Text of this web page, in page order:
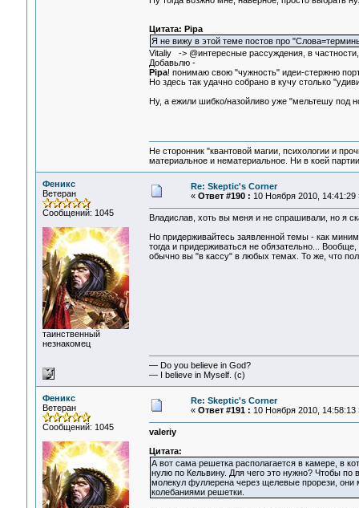
Цитата: Pipa
Я не вижу в этой теме постов про
Vitaliy -> @интересные рассуждения, в
Добавьлю -
Pipa! понимаю свою "чужность" идеи-стержню
Но здесь так удачно собрано в кучу столько
Ну, а ежили шибко/назойливо уже "мельтешу под
Не сторонник "квантовой магии, психологии и
материальное и нематериальное. Ни в коей
Феникс
Ветеран
Сообщений: 1045
таинственный
незнакомец
Re: Skeptic's Corner
« Ответ #190 : 10 Ноября 2010, 14:41:29
Владислав, хоть вы меня и не спрашивали, но я
Но придерживайтесь заявленной темы - как
тогда и придерживаться не обязательно...
обычно вы "в кассу" в любых темах. То же, что
— Do you believe in God?
— I believe in Myself. (c)
Феникс
Ветеран
Сообщений: 1045
Re: Skeptic's Corner
« Ответ #191 : 10 Ноября 2010, 14:58:13
valeriy
Цитата:
А вот сама решетка располагается в камере, в
нулю по Кельвину. Для чего это нужно? Чтобы по
молекул фуллерена через щелевые прорези, они
колебаниями решетки.